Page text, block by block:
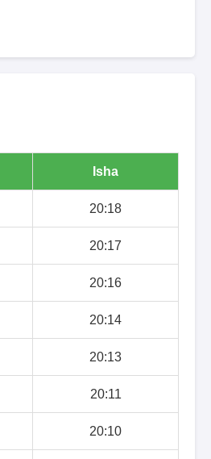
Isha
20:18
20:17
20:16
20:14
20:13
20:11
20:10